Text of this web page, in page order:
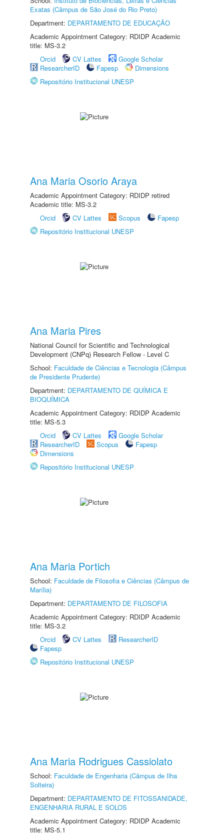
Exatas (Câmpus de São José do Rio Preto)
Department: DEPARTAMENTO DE EDUCAÇÃO
Academic Appointment Category: RDIDP Academic
title: MS-3.2
Orcid
CV Lattes
Google Scholar
ResearcherID
Fapesp
Dimensions
Repositório Institucional UNESP
Ana Maria Osorio Araya
Academic Appointment Category: RDIDP retired
Academic title: MS-3.2
Orcid
CV Lattes Scopus
Fapesp
Repositório Institucional UNESP
Ana Maria Pires
National Council for Scientific and Technological
Development (CNPq) Research Fellow - Level C
School: Faculdade de Ciências e Tecnologia (Câmpus
de Presidente Prudente)
Department: DEPARTAMENTO DE QUÍMICA E
BIOQUÍMICA
Academic Appointment Category: RDIDP Academic
title: MS-5.3
Orcid
CV Lattes
Google Scholar
ResearcherID
Scopus
Fapesp
Dimensions
Repositório Institucional UNESP
Ana Maria Portich
School: Faculdade de Filosofia e Ciências (Câmpus de
Marília)
Department: DEPARTAMENTO DE FILOSOFIA
Academic Appointment Category: RDIDP Academic
title: MS-3.2
Orcid
CV Lattes
ResearcherID
Fapesp
Repositório Institucional UNESP
Ana Maria Rodrigues Cassiolato
School: Faculdade de Engenharia (Câmpus de Ilha
Solteira)
Department: DEPARTAMENTO DE FITOSSANIDADE,
ENGENHARIA RURAL E SOLOS
Academic Appointment Category: RDIDP Academic
title: MS-5.1